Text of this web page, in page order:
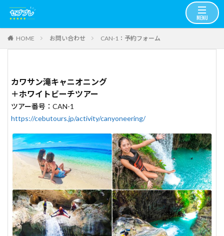
HOME お問い合わせ CAN-1：予約フォーム
カワサン滝キャニオニング
＋ホワイトビーチツアー
ツアー番号：CAN-1
https://cebutours.jp/activity/canyoneering/